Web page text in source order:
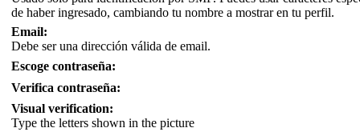
de haber ingresado, cambiando tu nombre a mostrar en tu perfil.
Email:
Debe ser una dirección válida de email.
Escoge contraseña:
Verifica contraseña:
Visual verification:
Type the letters shown in the picture